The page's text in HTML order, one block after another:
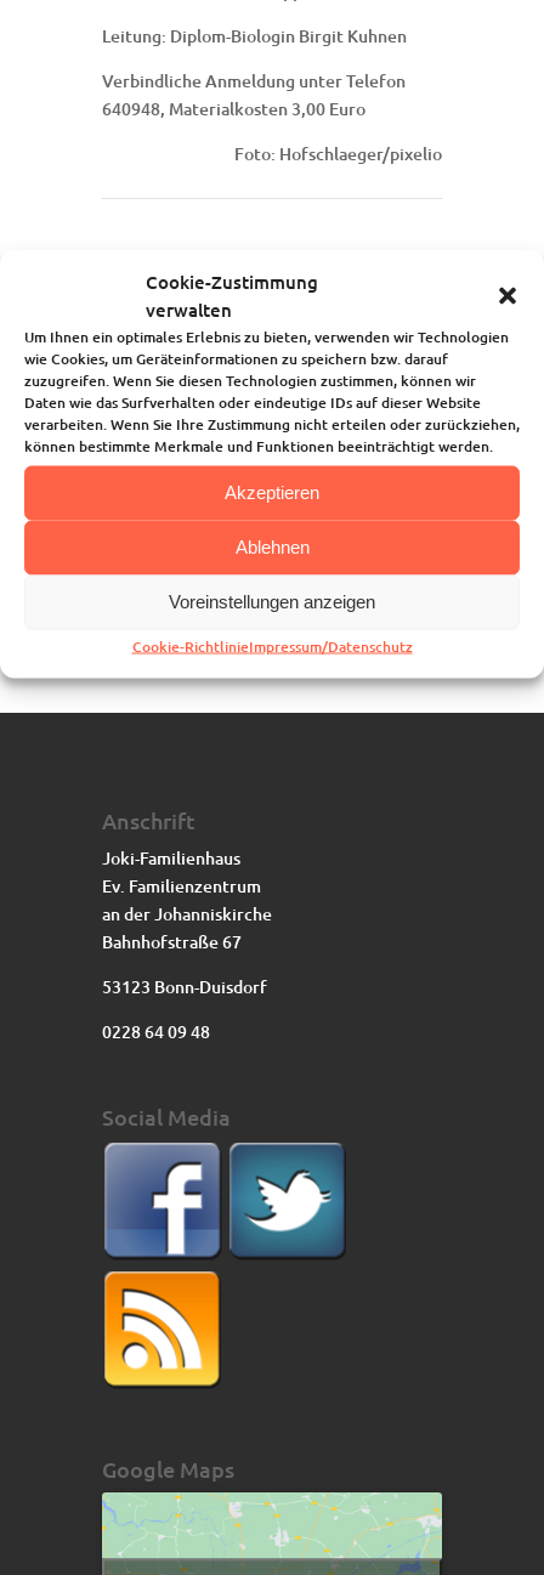
Cookie-Zustimmung
verwalten
Um Ihnen ein optimales Erlebnis zu bieten, verwenden wir Technologien
wie Cookies, um Geräteinformationen zu speichern bzw. darauf
zuzugreifen. Wenn Sie diesen Technologien zustimmen, können wir
Daten wie das Surfverhalten oder eindeutige IDs auf dieser Website
verarbeiten. Wenn Sie Ihre Zustimmung nicht erteilen oder zurückziehen,
können bestimmte Merkmale und Funktionen beeinträchtigt werden.
Akzeptieren
Ablehnen
Voreinstellungen anzeigen
Cookie-RichtlinieImpressum/Datenschutz
Leitung: Diplom-Biologin Birgit Kuhnen
Verbindliche Anmeldung unter Telefon
640948, Materialkosten 3,00 Euro
Foto: Hofschlaeger/pixelio
Startseite
Über uns
Unsere Angebote
Die Kindertagesstätte
Blog
Kalender
Kontakt
Anschrift
Joki-Familienhaus
Ev. Familienzentrum
an der Johanniskirche
Bahnhofstraße 67
53123 Bonn-Duisdorf
0228 64 09 48
Social Media
Google Maps